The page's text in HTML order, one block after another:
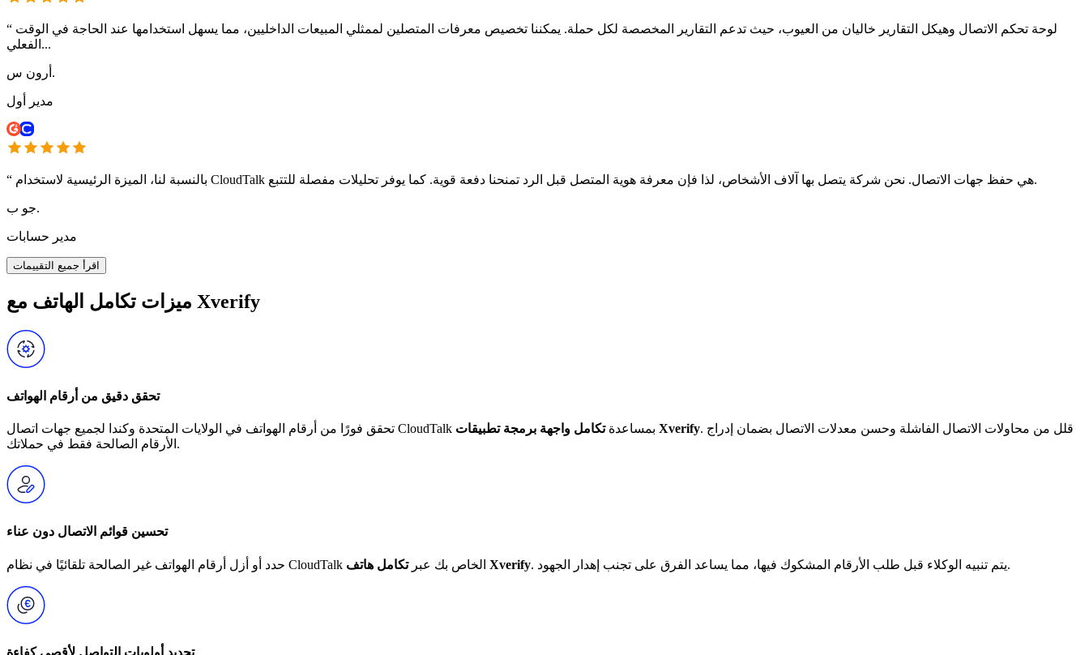
“ لوحة تحكم الاتصال وهيكل التقارير خاليان من العيوب، حيث تدعم التقارير المخصصة لكل حملة. يمكننا تخصيص معرفات المتصلين لممثلي المبيعات الداخليين، مما يسهل استخدامها عند الحاجة في الوقت
الفعلي...
أرون س.
مدير أول
“ بالنسبة لنا، الميزة الرئيسية لاستخدام CloudTalk هي حفظ جهات الاتصال. نحن شركة يتصل بها آلاف الأشخاص، لذا فإن معرفة هوية المتصل قبل الرد تمنحنا دفعة قوية. كما يوفر تحليلات مفصلة للتتبع.
جو ب.
مدير حسابات
اقرأ جميع التقييمات
ميزات تكامل الهاتف مع Xverify
تحقق دقيق من أرقام الهواتف
تحقق فورًا من أرقام الهواتف في الولايات المتحدة وكندا لجميع جهات اتصال CloudTalk بمساعدة تكامل واجهة برمجة تطبيقات Xverify. قلل من محاولات الاتصال الفاشلة وحسن معدلات الاتصال بضمان إدراج
الأرقام الصالحة فقط في حملاتك.
تحسين قوائم الاتصال دون عناء
حدد أو أزل أرقام الهواتف غير الصالحة تلقائيًا في نظام CloudTalk الخاص بك عبر تكامل هاتف Xverify . يتم تنبيه الوكلاء قبل طلب الأرقام المشكوك فيها، مما يساعد الفرق على تجنب إهدار الجهود.
تحديد أولويات التواصل لأقصى كفاءة